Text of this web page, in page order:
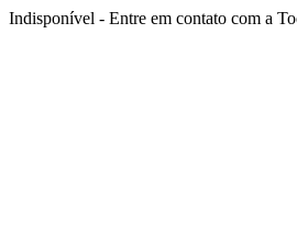
Indisponível - Entre em contato com a